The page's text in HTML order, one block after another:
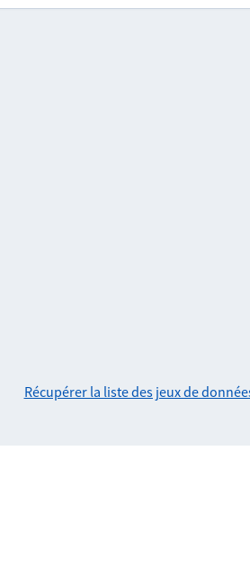
Récupérer la liste des jeux de